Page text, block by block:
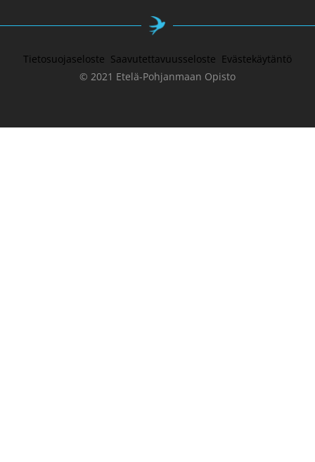
Tietosuojaseloste Saavutettavuusseloste Evästekäytäntö
© 2021 Etelä-Pohjanmaan Opisto